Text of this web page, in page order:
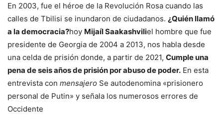
En 2003, fue el héroe de la Revolución Rosa cuando las
calles de Tbilisi se inundaron de ciudadanos. ¿Quién llamó
a la democracia?hoy Mijaíl Saakashviliel hombre que fue
presidente de Georgia de 2004 a 2013, nos habla desde
una celda de prisión donde, a partir de 2021, Cumple una
pena de seis años de prisión por abuso de poder. En esta
entrevista con mensajero Se autodenomina «prisionero
personal de Putin» y señala los numerosos errores de
Occidente